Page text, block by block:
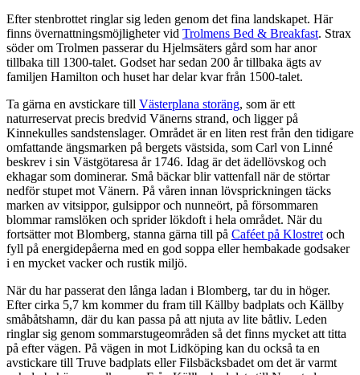
Efter stenbrottet ringlar sig leden genom det fina landskapet. Här
finns övernattningsmöjligheter vid Trolmens Bed & Breakfast. Strax
söder om Trolmen passerar du Hjelmsäters gård som har anor
tillbaka till 1300-talet. Godset har sedan 200 år tillbaka ägts av
familjen Hamilton och huset har delar kvar från 1500-talet.
Ta gärna en avstickare till Västerplana storäng, som är ett
naturreservat precis bredvid Vänerns strand, och ligger på
Kinnekulles sandstenslager. Området är en liten rest från den tidigare
omfattande ängsmarken på bergets västsida, som Carl von Linné
beskrev i sin Västgötaresa år 1746. Idag är det ädellövskog och
ekhagar som dominerar. Små bäckar blir vattenfall när de störtar
nedför stupet mot Vänern. På våren innan lövsprickningen täcks
marken av vitsippor, gulsippor och nunneört, på försommaren
blommar ramslöken och sprider lökdoft i hela området. När du
fortsätter mot Blomberg, stanna gärna till på Caféet på Klostret och
fyll på energidepåerna med en god soppa eller hembakade godsaker
i en mycket vacker och rustik miljö.
När du har passerat den långa ladan i Blomberg, tar du in höger.
Efter cirka 5,7 km kommer du fram till Källby badplats och Källby
småbåtshamn, där du kan passa på att njuta av lite båtliv. Leden
ringlar sig genom sommarstugeområden så det finns mycket att titta
på efter vägen. På vägen in mot Lidköping kan du också ta en
avstickare till Truve badplats eller Filsbäcksbadet om det är varmt